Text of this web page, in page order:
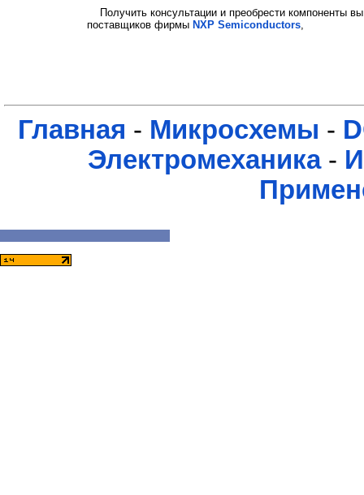
Получить консультации и преобрести компоненты
поставщиков фирмы NXP Semiconductors
Главная - Микросхемы -
Электромеханика-